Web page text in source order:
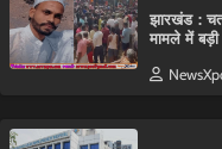
झारखंड :
मामले में बड़ी